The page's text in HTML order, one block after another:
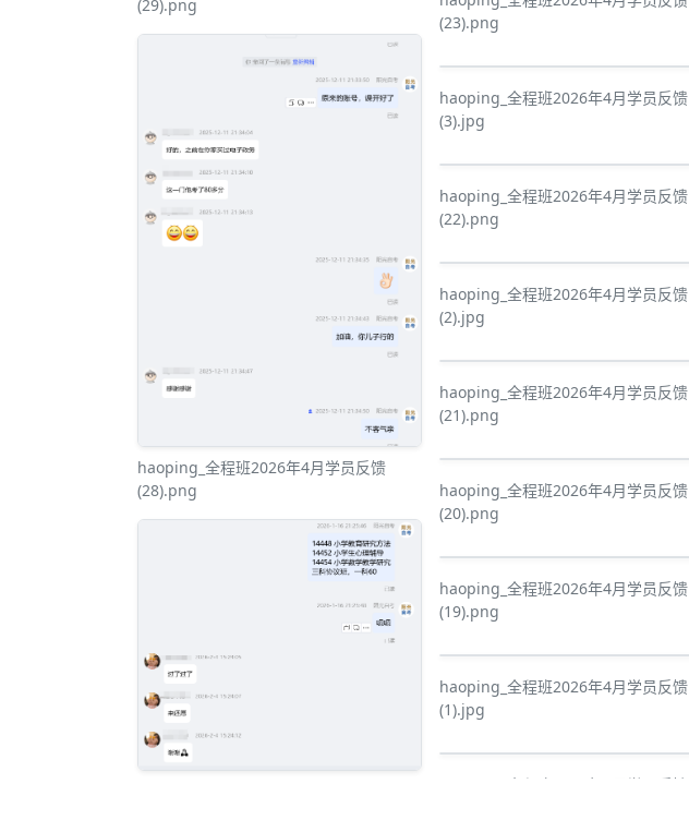
(29).png
haoping_全程班2026年4月学员反馈
(28).png
(23).png
haoping_全程班2026年4月学员反馈
(3).jpg
haoping_全程班2026年4月学员反馈
(22).png
haoping_全程班2026年4月学员反馈
(2).jpg
haoping_全程班2026年4月学员反馈
(21).png
haoping_全程班2026年4月学员反馈
(20).png
haoping_全程班2026年4月学员反馈
(19).png
haoping_全程班2026年4月学员反馈
(1).jpg
haoping_全程班2026年4月学员反馈